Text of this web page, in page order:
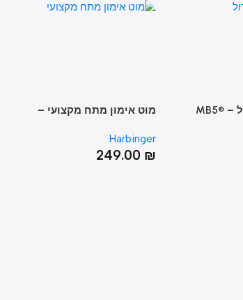
כדור עיסוי גדול – MB5®
מוט אימון מתח מקצועי –
PRO
Harbinger
249.00